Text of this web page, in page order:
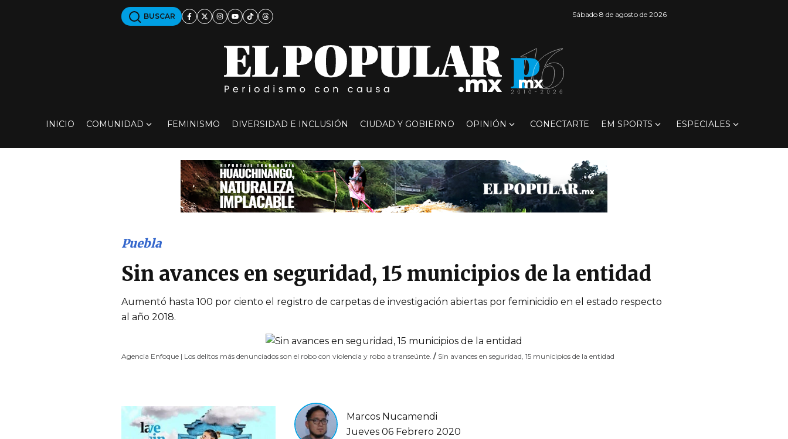
BUSCAR Sábado 8 de agosto de 2026
INICIO COMUNIDAD FEMINISMO DIVERSIDAD E INCLUSIÓN CIUDAD Y GOBIERNO OPINIÓN CONECTARTE EM SPORTS ESPECIALES
Agencia Enfoque | Los delitos más denunciados son el robo con violencia y robo a transeúnte. / Sin avances en seguridad, 15 municipios de la entidad
Puebla
Sin avances en seguridad, 15 municipios de la entidad
Aumentó hasta 100 por ciento el registro de carpetas de investigación abiertas por feminicidio en el estado respecto
al año 2018.
Marcos Nucamendi
Jueves 06 Febrero 2020